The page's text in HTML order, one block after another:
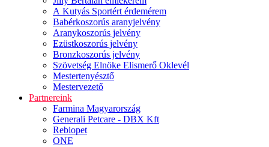
A Kutyás Sportért érdemérem
Babérkoszorús aranyjelvény
Aranykoszorús jelvény
Ezüstkoszorús jelvény
Bronzkoszorús jelvény
Szövetség Elnöke Elismerő Oklevél
Mestertenyésztő
Mestervezető
Partnereink
Farmina Magyarország
Generali Petcare - DBX Kft
Rebiopet
ONE